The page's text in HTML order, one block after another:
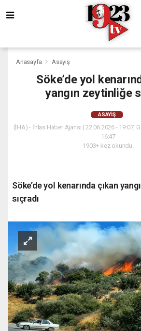
Anasayfa Asayiş
Söke’de yol
yangın zeytinliğe
ASAYIŞ
(İHA) - İhlas Haber Ajansı | 22.06.2026 - 19:07,
16:47
1903+ kez okundu.
Söke’de yol kenarında çıkan
sıçradı